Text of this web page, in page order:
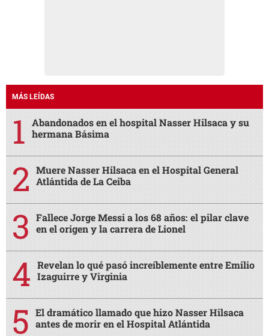
MÁS LEÍDAS
Abandonados en el hospital Nasser Hilsaca y su
hermana Básima
Muere Nasser Hilsaca en el Hospital General
Atlántida de La Ceiba
Fallece Jorge Messi a los 68 años: el pilar clave
en el origen y la carrera de Lionel
Revelan lo qué pasó increíblemente entre Emilio
Izaguirre y Virginia
El dramático llamado que hizo Nasser Hilsaca
antes de morir en el Hospital Atlántida